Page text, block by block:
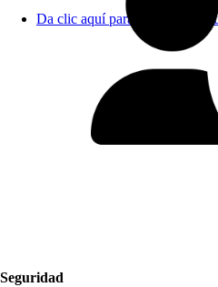
Da clic aquí para conectar con
Seguridad